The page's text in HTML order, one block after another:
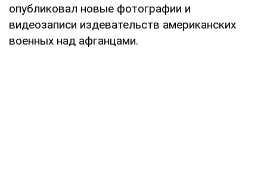
опубликовал новые фотографии и
видеозаписи издевательств американских
военных над афганцами.